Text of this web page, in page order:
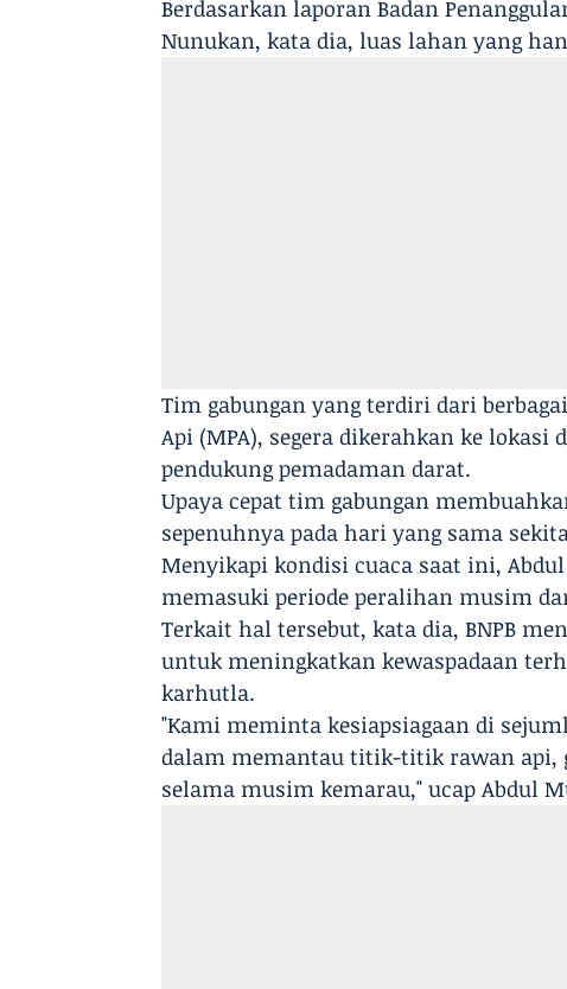
Berdasarkan laporan Badan
Nunukan, kata dia, luas lahan yang
Tim gabungan yang terdiri dari
Api (MPA), segera dikerahkan ke
pendukung pemadaman darat.
Upaya cepat tim gabungan
sepenuhnya pada hari yang sama
Menyikapi kondisi cuaca saat ini,
memasuki periode peralihan musim
Terkait hal tersebut, kata dia, BNPB
untuk meningkatkan kewaspadaan
karhutla.
"Kami meminta kesiapsiagaan di
dalam memantau titik-titik rawan api,
selama musim kemarau," ucap Abdul